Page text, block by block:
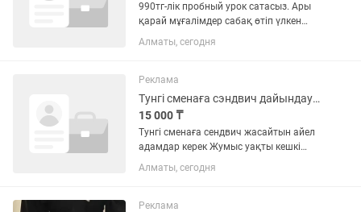
990тг-лік пробный урок сатасыз. Ары
қарай мұғалімдер сабақ өтіп үлкен
чектар шығарып береді. Соның
проценті жазылады сізге 6%, 7%, 8%, 9%-
Алматы, сегодня
Реклама
Тунгі сменаға сэндвич дайындауға 23-35 жастағы қыздар іздейміз
15 000 ₸
Тунгі сменаға сендвич жасайтын айел
адамдар керек Жумыс уақты кешкі
20:00 ден таңғы 7:30 ға дейын Айлық
аптасына бір рет беріледі Жумыс 2/2
сменада жасап корген...
Алматы, сегодня
Реклама